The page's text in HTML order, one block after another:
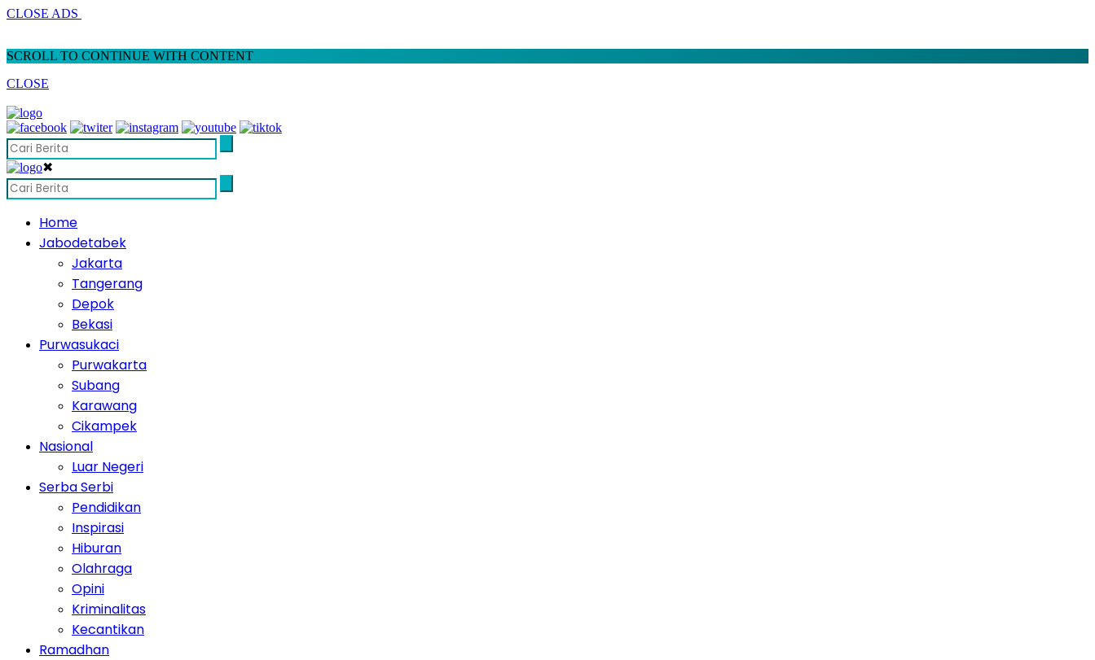
CLOSE ADS
SCROLL TO CONTINUE WITH CONTENT
CLOSE
✖
Home
Jabodetabek
Jakarta
Tangerang
Depok
Bekasi
Purwasukaci
Purwakarta
Subang
Karawang
Cikampek
Nasional
Luar Negeri
Serba Serbi
Pendidikan
Inspirasi
Hiburan
Olahraga
Opini
Kriminalitas
Kecantikan
Ramadhan